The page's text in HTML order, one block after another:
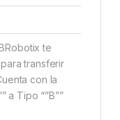
te
transferir
con la
a Tipo “”B””